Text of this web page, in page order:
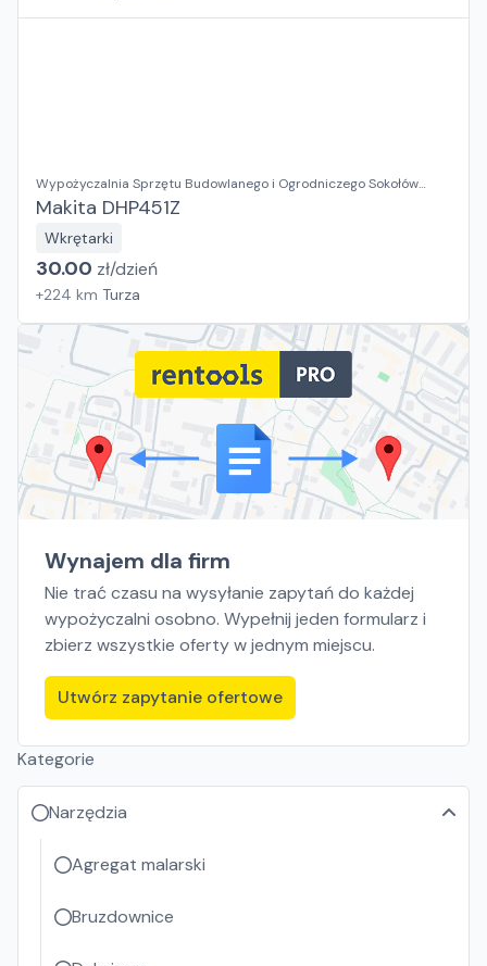
Wypożyczalnia Sprzętu Budowlanego i Ogrodniczego Sokołów
Małopolski
Makita DHP451Z
Wkrętarki
30.00 zł/dzień
+224 km Turza
Wynajem dla firm
Nie trać czasu na wysyłanie zapytań do każdej
wypożyczalni osobno. Wypełnij jeden formularz i
zbierz wszystkie oferty w jednym miejscu.
Utwórz zapytanie ofertowe
Kategorie
Narzędzia
Agregat malarski
Bruzdownice